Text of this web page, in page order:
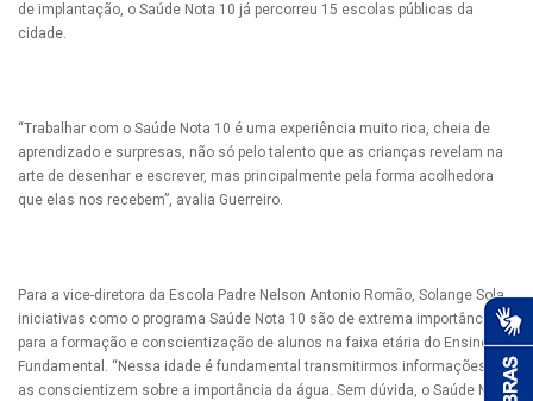
de implantação, o Saúde Nota 10 já percorreu 15 escolas públicas da
cidade.
“Trabalhar com o Saúde Nota 10 é uma experiência muito rica, cheia de
aprendizado e surpresas, não só pelo talento que as crianças revelam na
arte de desenhar e escrever, mas principalmente pela forma acolhedora
que elas nos recebem”, avalia Guerreiro.
Para a vice-diretora da Escola Padre Nelson Antonio Romão, Solange Sola,
iniciativas como o programa Saúde Nota 10 são de extrema importância
para a formação e conscientização de alunos na faixa etária do Ensino
Fundamental. “Nessa idade é fundamental transmitirmos informações que
as conscientizem sobre a importância da água. Sem dúvida, o Saúde Nota